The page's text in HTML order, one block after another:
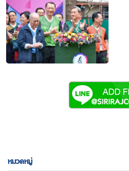
หมวดหมู่